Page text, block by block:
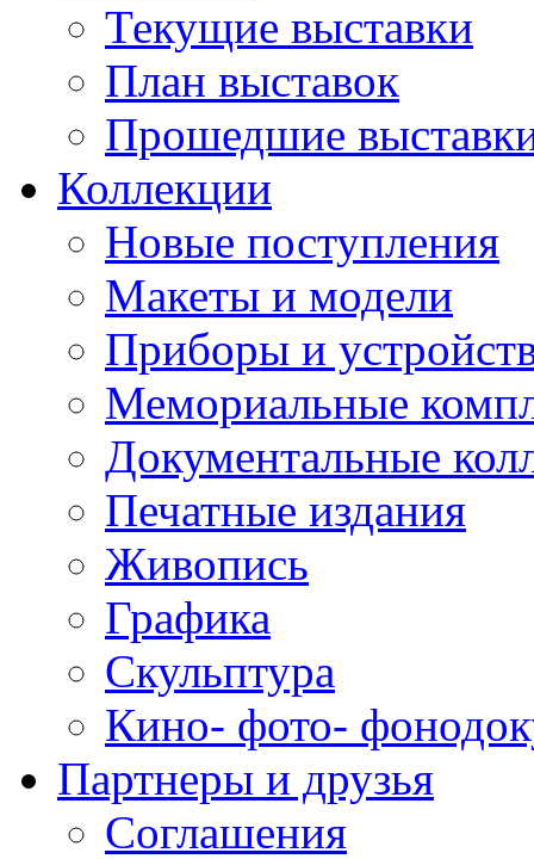
Текущие выставки
План выставок
Прошедшие
Коллекции
Новые поступления
Макеты и модели
Приборы и
Мемориальные
Документальные
Печатные издания
Живопись
Графика
Скульптура
Кино- фото-
Партнеры и друзья
Соглашения